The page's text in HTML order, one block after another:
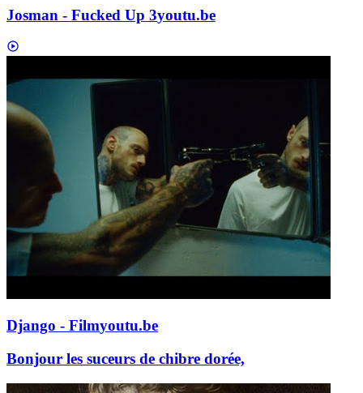
Josman - Fucked Up 3youtu.be
Django - Filmyoutu.be
Bonjour les suceurs de chibre dorée,